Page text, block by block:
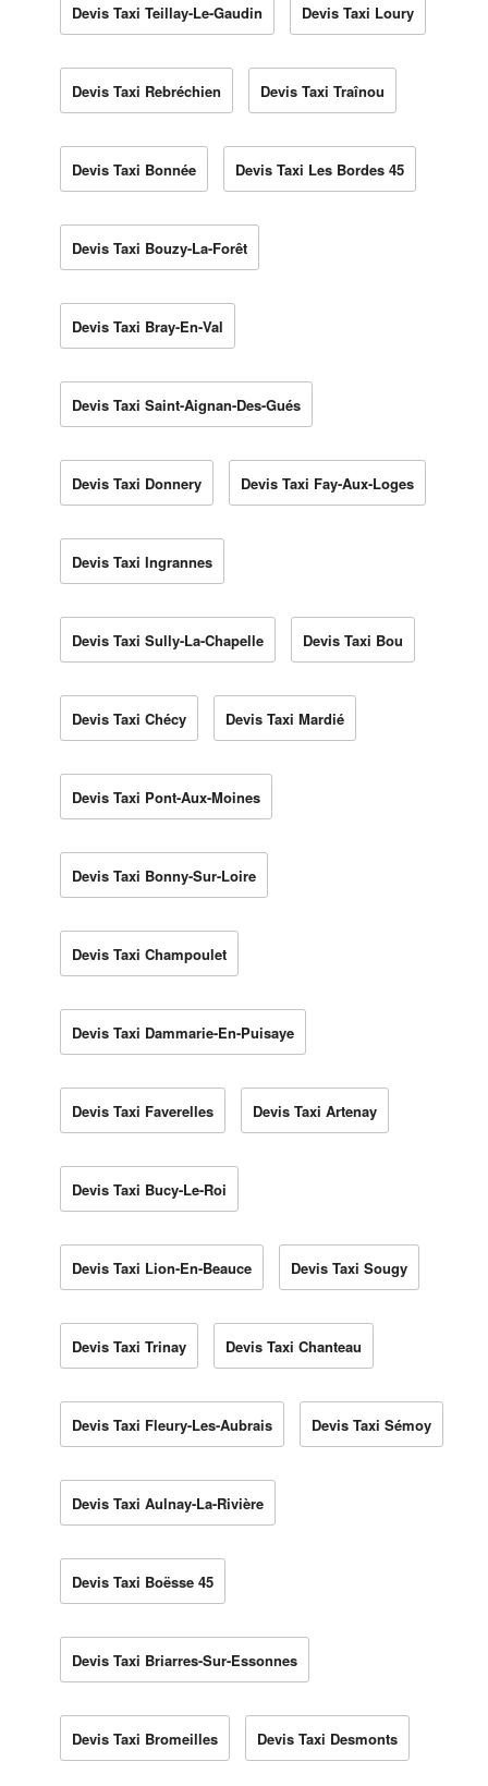
Devis Taxi Teillay-Le-Gaudin Devis Taxi Loury
Devis Taxi Rebréchien Devis Taxi Traînou
Devis Taxi Bonnée Devis Taxi Les Bordes 45
Devis Taxi Bouzy-La-Forêt
Devis Taxi Bray-En-Val
Devis Taxi Saint-Aignan-Des-Gués
Devis Taxi Donnery Devis Taxi Fay-Aux-Loges
Devis Taxi Ingrannes
Devis Taxi Sully-La-Chapelle Devis Taxi Bou
Devis Taxi Chécy Devis Taxi Mardié
Devis Taxi Pont-Aux-Moines
Devis Taxi Bonny-Sur-Loire
Devis Taxi Champoulet
Devis Taxi Dammarie-En-Puisaye
Devis Taxi Faverelles Devis Taxi Artenay
Devis Taxi Bucy-Le-Roi
Devis Taxi Lion-En-Beauce Devis Taxi Sougy
Devis Taxi Trinay Devis Taxi Chanteau
Devis Taxi Fleury-Les-Aubrais Devis Taxi Sémoy
Devis Taxi Aulnay-La-Rivière
Devis Taxi Boësse 45
Devis Taxi Briarres-Sur-Essonnes
Devis Taxi Bromeilles Devis Taxi Desmonts